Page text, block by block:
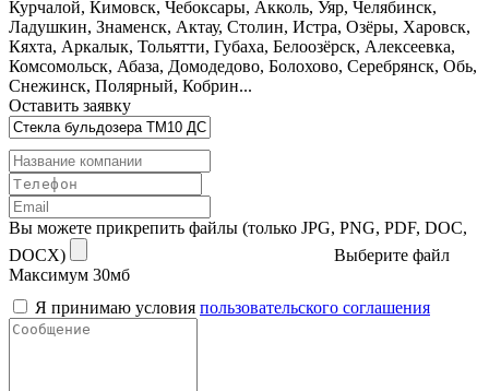
Курчалой, Кимовск, Чебоксары, Акколь, Уяр, Челябинск,
Ладушкин, Знаменск, Актау, Столин, Истра, Озёры, Харовск,
Кяхта, Аркалык, Тольятти, Губаха, Белоозёрск, Алексеевка,
Комсомольск, Абаза, Домодедово, Болохово, Серебрянск, Обь,
Снежинск, Полярный, Кобрин...
Оставить заявку
Вы можете прикрепить файлы (только JPG, PNG, PDF, DOC,
DOCX)
Выберите файл
Максимум 30мб
Я принимаю условия пользовательского соглашения